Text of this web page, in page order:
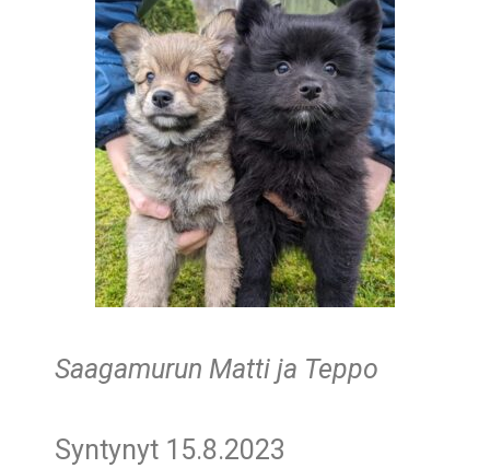
Saagamurun Matti ja Teppo
Syntynyt 15.8.2023